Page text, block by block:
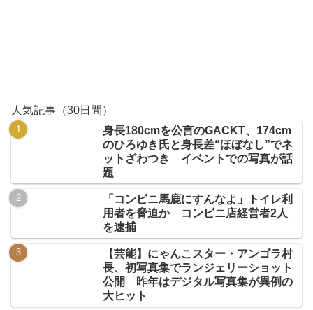
人気記事（30日間）
身長180cmを公言のGACKT、174cm
のひろゆき氏と身長差“ほぼなし”でネ
ットざわつき イベントでの写真が話
題
「コンビニ馬鹿にすんなよ」トイレ利
用者を脅迫か コンビニ店経営者2人
を逮捕
【芸能】にゃんこスター・アンゴラ村
長、初写真集でランジェリーショット
公開 昨年はデジタル写真集が異例の
大ヒット